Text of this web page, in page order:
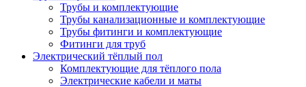
Трубы и комплектующие
Трубы канализационные и комплектующие
Трубы фитинги и комплектующие
Фитинги для труб
Электрический тёплый пол
Комплектующие для тёплого пола
Электрические кабели и маты